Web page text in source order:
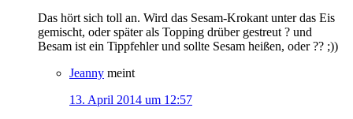
Das hört sich toll an. Wird das Sesam-Krokant unter das Eis
gemischt, oder später als Topping drüber gestreut ? und
Besam ist ein Tippfehler und sollte Sesam heißen, oder ?? ;))
Jeanny meint
13. April 2014 um 12:57